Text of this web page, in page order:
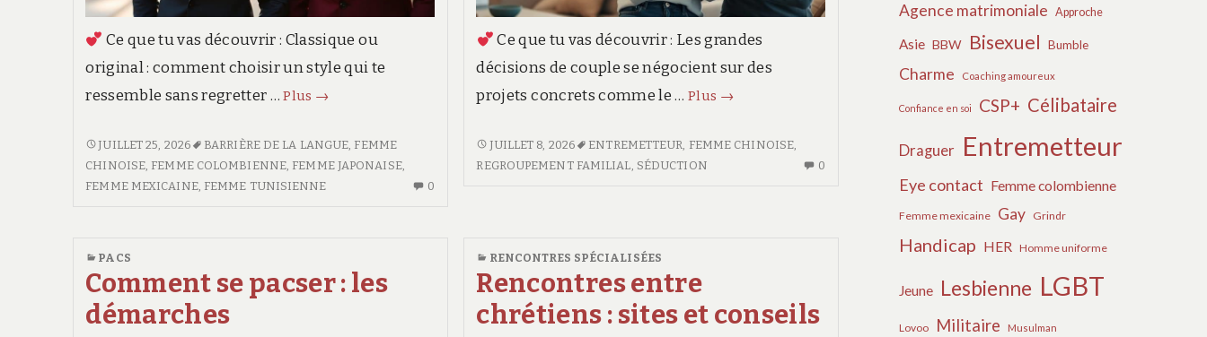
Ce que tu vas découvrir : Classique ou
original : comment choisir un style qui te
ressemble sans regretter …Plus Costume
marié
:
les
→
COSTUME
DU
MARIÉ
JUILLET 25, 2026 BARRIÈRE DE LA LANGUE, FEMME
CHINOISE, FEMME COLOMBIENNE, FEMME JAPONAISE,
FEMME MEXICAINE, FEMME TUNISIENNE 0
Ce que tu vas découvrir : Les grandes
décisions de couple se négocient sur des
projets concrets comme le … Plus Construire
vie
→
CONSTRUIRE
UNE
JUILLET 8, 2026 ENTREMETTEUR, FEMME CHINOISE,
REGROUPEMENT FAMILIAL, SÉDUCTION 0
COMMENTAIRE
PACS
Comment se pacser : les
démarches
RENCONTRES SPÉCIALISÉES
Rencontres entre
chrétiens : sites et conseils
Agence matrimoniale Approche
Asie BBW Bisexuel Bumble
Charme Coaching amoureux
Confiance en soi CSP+ Célibataire
Draguer Entremetteur
Eye contact Femme colombienne
Femme mexicaine Gay Grindr
Handicap HER Homme uniforme
Jeune Lesbienne LGBT
Lovoo Militaire Musulman